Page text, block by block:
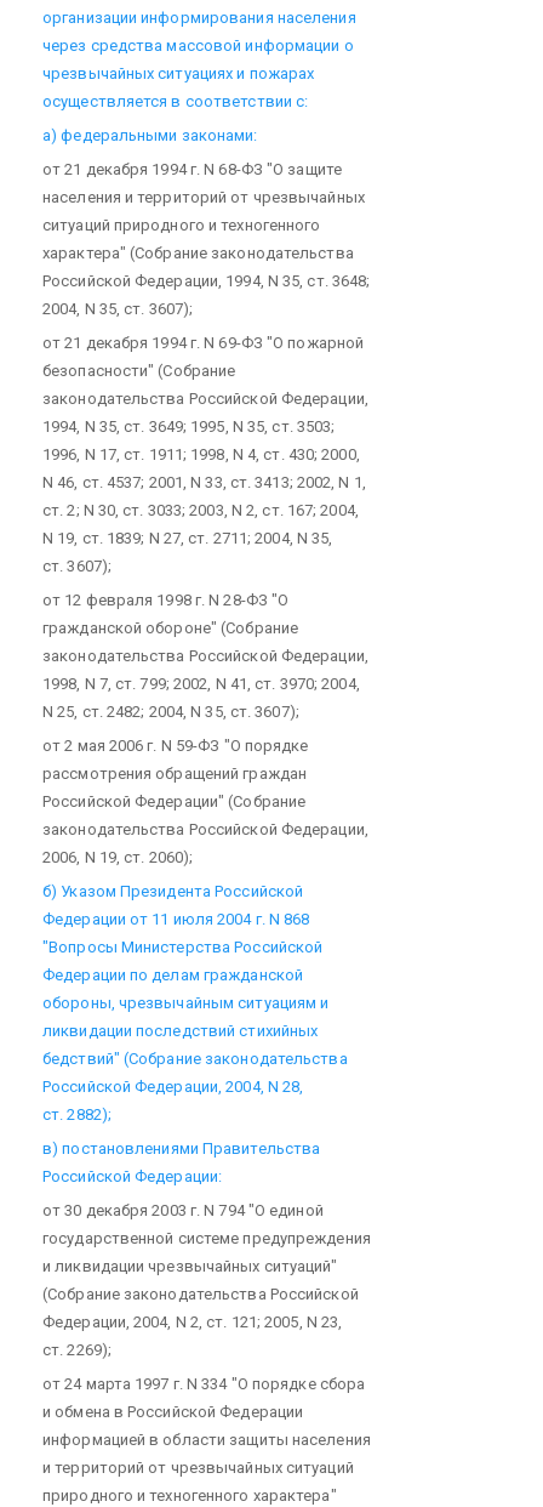
организации информирования населения
через средства массовой информации о
чрезвычайных ситуациях и пожарах
осуществляется в соответствии с:
а) федеральными законами:
от 21 декабря 1994 г. N 68-ФЗ "О защите
населения и территорий от чрезвычайных
ситуаций природного и техногенного
характера" (Собрание законодательства
Российской Федерации, 1994, N 35, ст. 3648;
2004, N 35, ст. 3607);
от 21 декабря 1994 г. N 69-ФЗ "О пожарной
безопасности" (Собрание
законодательства Российской Федерации,
1994, N 35, ст. 3649; 1995, N 35, ст. 3503;
1996, N 17, ст. 1911; 1998, N 4, ст. 430; 2000,
N 46, ст. 4537; 2001, N 33, ст. 3413; 2002, N 1,
ст. 2; N 30, ст. 3033; 2003, N 2, ст. 167; 2004,
N 19, ст. 1839; N 27, ст. 2711; 2004, N 35,
ст. 3607);
от 12 февраля 1998 г. N 28-ФЗ "О
гражданской обороне" (Собрание
законодательства Российской Федерации,
1998, N 7, ст. 799; 2002, N 41, ст. 3970; 2004,
N 25, ст. 2482; 2004, N 35, ст. 3607);
от 2 мая 2006 г. N 59-ФЗ "О порядке
рассмотрения обращений граждан
Российской Федерации" (Собрание
законодательства Российской Федерации,
2006, N 19, ст. 2060);
б) Указом Президента Российской
Федерации от 11 июля 2004 г. N 868
"Вопросы Министерства Российской
Федерации по делам гражданской
обороны, чрезвычайным ситуациям и
ликвидации последствий стихийных
бедствий" (Собрание законодательства
Российской Федерации, 2004, N 28,
ст. 2882);
в) постановлениями Правительства
Российской Федерации:
от 30 декабря 2003 г. N 794 "О единой
государственной системе предупреждения
и ликвидации чрезвычайных ситуаций"
(Собрание законодательства Российской
Федерации, 2004, N 2, ст. 121; 2005, N 23,
ст. 2269);
от 24 марта 1997 г. N 334 "О порядке сбора
и обмена в Российской Федерации
информацией в области защиты населения
и территорий от чрезвычайных ситуаций
природного и техногенного характера"